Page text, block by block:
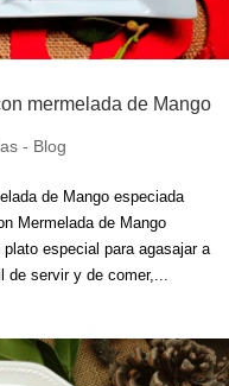
mermelada de Mango
- Blog
de Mango especiada
Mermelada de Mango
especial para agasajar a
servir y de comer,...